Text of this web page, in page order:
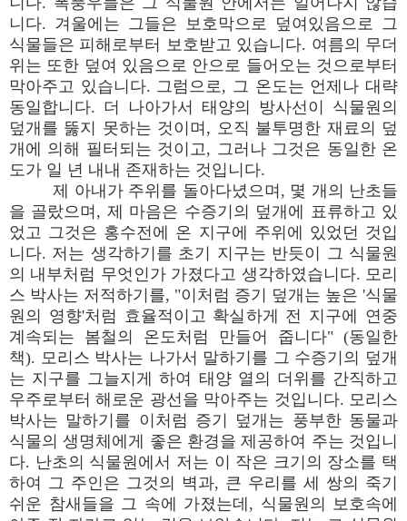
니다. 겨울에는 그들은 보호막으로 덮여있음으로 그
식물들은 피해로부터 보호받고 있습니다. 여름의 무더
위는 또한 덮여 있음으로 안으로 들어오는 것으로부터
막아주고 있습니다. 그럼으로, 그 온도는 언제나 대략
동일합니다. 더 나아가서 태양의 방사선이 식물원의
덮개를 뚫지 못하는 것이며, 오직 불투명한 재료의 덮
개에 의해 필터되는 것이고, 그러나 그것은 동일한 온
도가 일 년 내내 존재하는 것입니다.
제 아내가 주위를 돌아다녔으며, 몇 개의 난초들
을 골랐으며, 제 마음은 수증기의 덮개에 표류하고 있
었고 그것은 홍수전에 온 지구에 주위에 있었던 것입
니다. 저는 생각하기를 초기 지구는 반듯이 그 식물원
의 내부처럼 무엇인가 가졌다고 생각하였습니다. 모리
스 박사는 저적하기를, "이처럼 증기 덮개는 높은 '식물
원의 영향'처럼 효율적이고 확실하게 전 지구에 연중
계속되는 봄철의 온도처럼 만들어 줍니다" (동일한
책). 모리스 박사는 나가서 말하기를 그 수증기의 덮개
는 지구를 그늘지게 하여 태양 열의 더위를 간직하고
우주로부터 해로운 광선을 막아주는 것입니다. 모리스
박사는 말하기를 이처럼 증기 덮개는 풍부한 동물과
식물의 생명체에게 좋은 환경을 제공하여 주는 것입니
다. 난초의 식물원에서 저는 이 작은 크기의 장소를 택
하여 그 주인은 그것의 벽과, 큰 우리를 세 쌍의 죽기
쉬운 참새들을 그 속에 가졌는데, 식물원의 보호속에